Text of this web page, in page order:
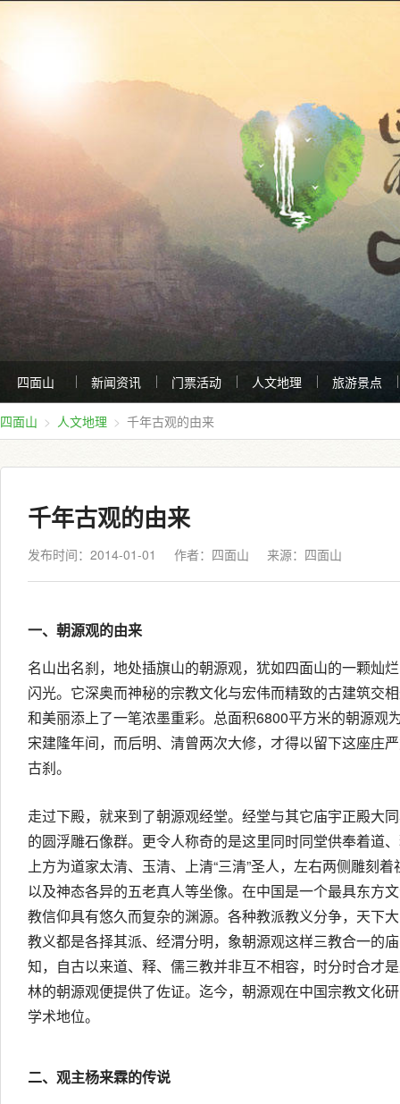
四面山 新闻资讯 门票活动 人文地理 旅游景点
四面山 人文地理 千年古观的由来
千年古观的由来
发布时间：2014-01-01 作者：四面山 来源： 四面山
一、朝源观的由来
名山出名刹，地处插旗山的朝源观，犹如四面山的一颗灿
闪光。它深奥而神秘的宗教文化与宏伟而精致的古建筑交
和美丽添上了一笔浓墨重彩。总面积6800平方米的朝源观
宋建隆年间，而后明、清曾两次大修，才得以留下这座庄
古刹。
走过下殿，就来到了朝源观经堂。经堂与其它庙宇正殿大
的圆浮雕石像群。更令人称奇的是这里同时同堂供奉着道
上方为道家太清、玉清、上清“三清”圣人，左右两侧雕刻
以及神态各异的五老真人等坐像。在中国是一个最具东方
教信仰具有悠久而复杂的渊源。各种教派教义分争，天下
教义都是各择其派、经渭分明，象朝源观这样三教合一的
知，自古以来道、释、儒三教并非互不相容，时分时合才
林的朝源观便提供了佐证。迄今，朝源观在中国宗教文化
学术地位。
二、观主杨来霖的传说